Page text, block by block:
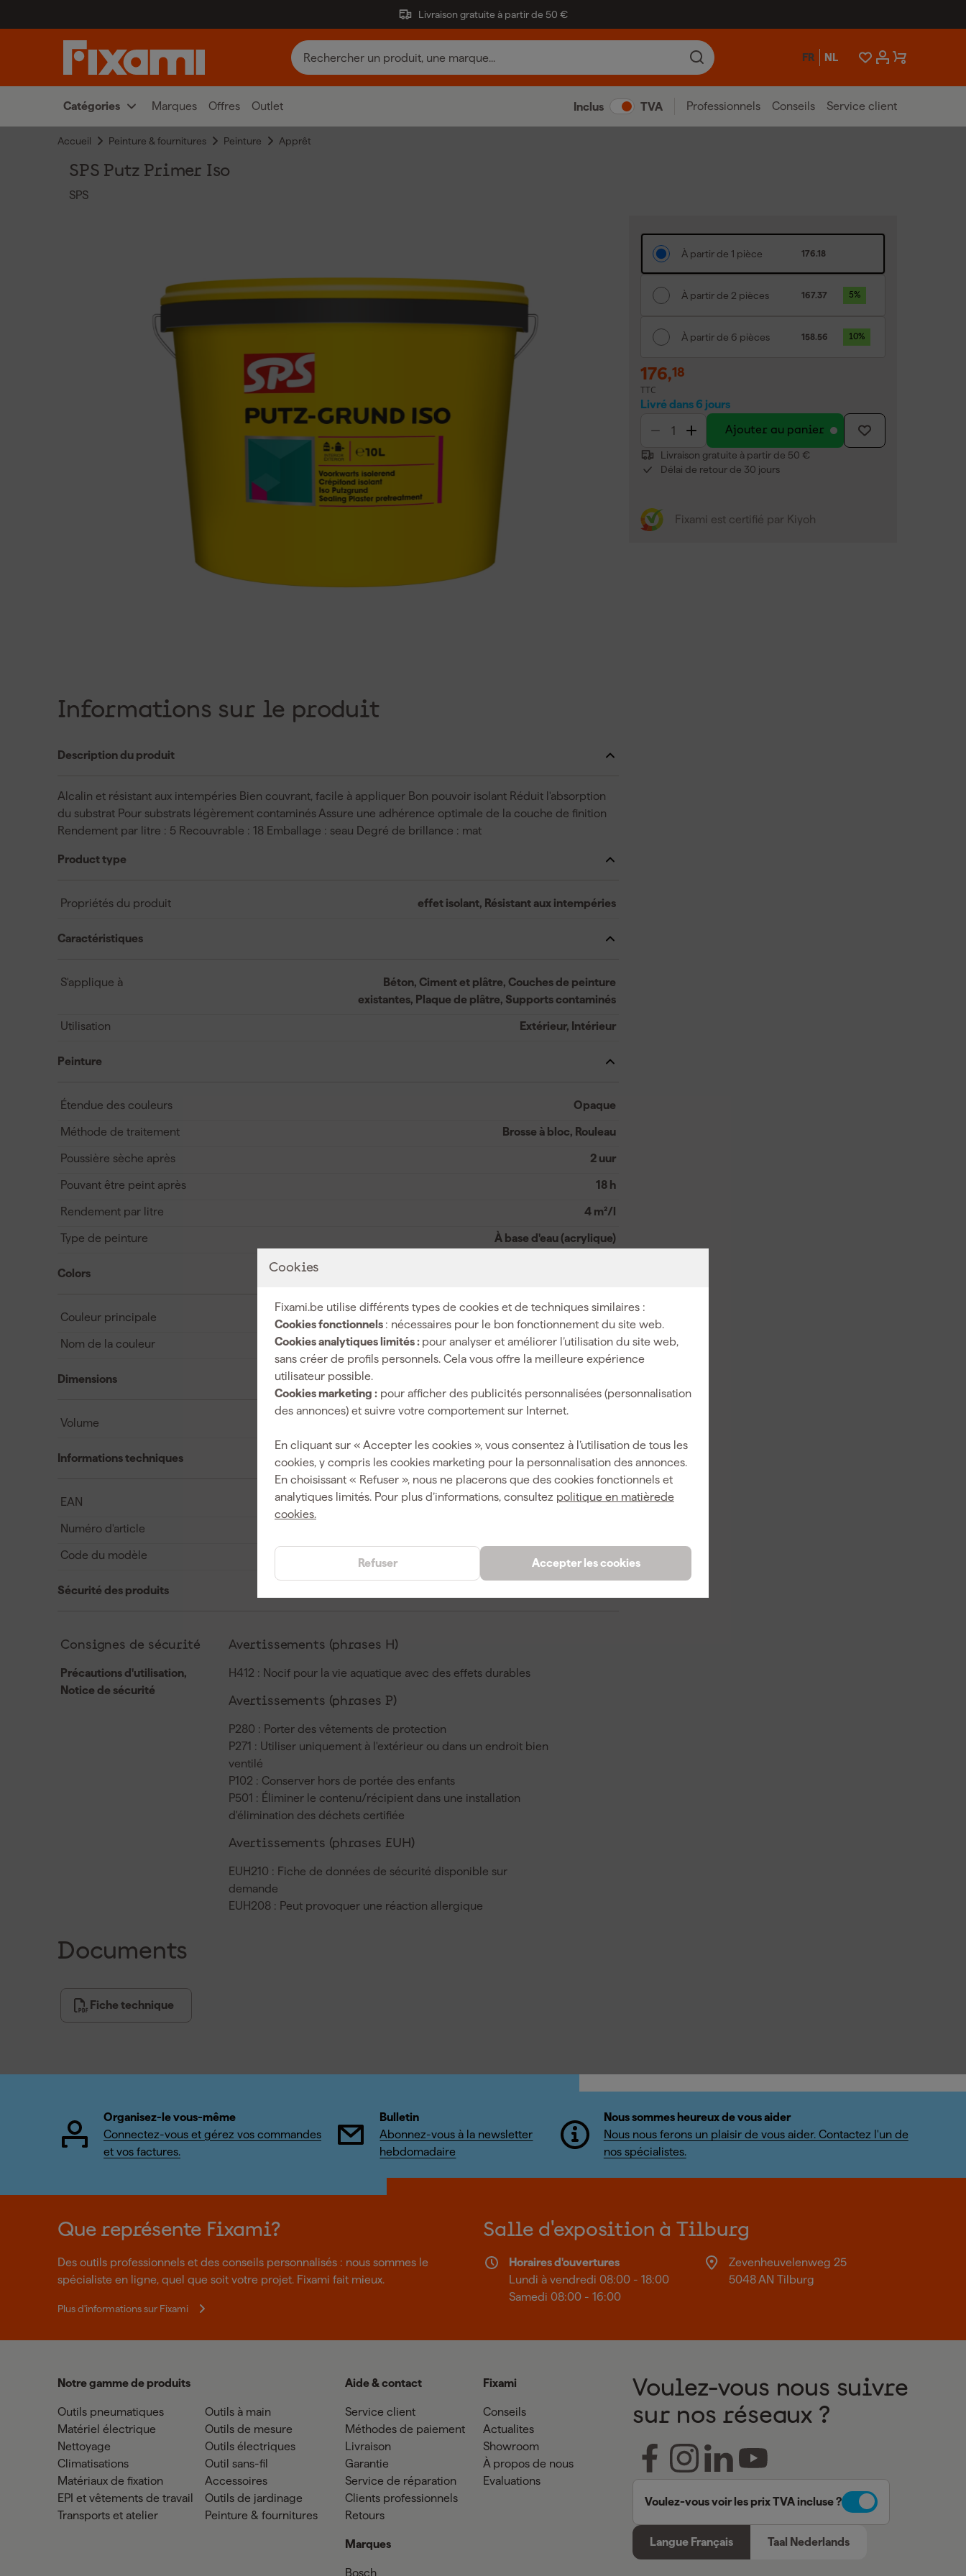
Livraison gratuite à partir de 50 €
FR NL
Catégories Marques Offres Outlet Inclus TVA Professionnels Conseils Service client
Accueil Peinture & fournitures Peinture Apprêt
Cookies
Fixami.be utilise différents types de cookies et de techniques similaires :
Cookies fonctionnels : nécessaires pour le bon fonctionnement du site web.
Cookies analytiques limités : pour analyser et améliorer l’utilisation du site web,
sans créer de profils personnels. Cela vous offre la meilleure expérience
utilisateur possible.
Cookies marketing : pour afficher des publicités personnalisées (personnalisation
des annonces) et suivre votre comportement sur Internet.
En cliquant sur « Accepter les cookies », vous consentez à l’utilisation de tous les
cookies, y compris les cookies marketing pour la personnalisation des annonces.
En choisissant « Refuser », nous ne placerons que des cookies fonctionnels et
analytiques limités. Pour plus d’informations, consultez politique en matièrede
cookies.
Accepter les cookies
Refuser
SPS Putz Primer Iso
SPS
À partir de 1 pièce 176.18
À partir de 2 pièces 167.37 5%
À partir de 6 pièces 158.56 10%
176,18
TTC
Livré dans 6 jours
Ajouter au panier
Livraison gratuite à partir de 50 €
Délai de retour de 30 jours
Fixami est certifié par Kiyoh
Informations sur le produit
Description du produit
Alcalin et résistant aux intempéries Bien couvrant, facile à appliquer Bon pouvoir isolant Réduit l'absorption
du substrat Pour substrats légèrement contaminés Assure une adhérence optimale de la couche de finition
Rendement par litre : 5 Recouvrable : 18 Emballage : seau Degré de brillance : mat
Product type
Propriétés du produit effet isolant, Résistant aux intempéries
Caractéristiques
S'applique à
Béton, Ciment et plâtre, Couches de peinture
existantes, Plaque de plâtre, Supports contaminés
Utilisation Extérieur, Intérieur
Peinture
Étendue des couleurs Opaque
Méthode de traitement Brosse à bloc, Rouleau
Poussière sèche après 2 uur
Pouvant être peint après 18 h
Rendement par litre 4 m²/l
Type de peinture À base d'eau (acrylique)
Colors
Couleur principale Blanc
Nom de la couleur Blanc
Dimensions
Volume
Informations techniques
EAN 8711429005027
Numéro d'article
Code du modèle
Sécurité des produits
Consignes de sécurité
Précautions d'utilisation,
Notice de sécurité
Avertissements (phrases H)
H412 : Nocif pour la vie aquatique avec des effets durables
Avertissements (phrases P)
P280 : Porter des vêtements de protection
P271 : Utiliser uniquement à l'extérieur ou dans un endroit bien
ventilé
P102 : Conserver hors de portée des enfants
P501 : Éliminer le contenu/récipient dans une installation
d'élimination des déchets certifiée
Avertissements (phrases EUH)
EUH210 : Fiche de données de sécurité disponible sur
demande
EUH208 : Peut provoquer une réaction allergique
Documents
Fiche technique
Organisez-le vous-même
Connectez-vous et gérez vos commandes
et vos factures.
Bulletin
Abonnez-vous à la newsletter
hebdomadaire
Nous sommes heureux de vous aider
Nous nous ferons un plaisir de vous aider. Contactez l'un de
nos spécialistes.
Que représente Fixami?
Des outils professionnels et des conseils personnalisés : nous sommes le
spécialiste en ligne, quel que soit votre projet. Fixami fait mieux.
Plus d'informations sur Fixami
Salle d'exposition à Tilburg
Horaires d'ouvertures
Lundi à vendredi 08:00 - 18:00
Samedi 08:00 - 16:00
Zevenheuvelenweg 25
5048 AN Tilburg
Notre gamme de produits
Outils pneumatiques
Matériel électrique
Nettoyage
Climatisations
Matériaux de fixation
EPI et vêtements de travail
Transports et atelier
Outils à main
Outils de mesure
Outils électriques
Outil sans-fil
Accessoires
Outils de jardinage
Peinture & fournitures
Aide & contact
Service client
Méthodes de paiement
Livraison
Garantie
Service de réparation
Clients professionnels
Retours
Marques
Bosch
Fixami
Conseils
Actualites
Showroom
À propos de nous
Evaluations
Voulez-vous nous suivre
sur nos réseaux ?
Voulez-vous voir les prix TVA incluse ?
Langue Français Taal Nederlands